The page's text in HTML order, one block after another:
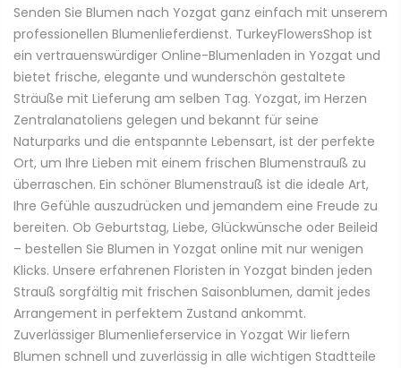
Senden Sie Blumen nach Yozgat ganz einfach mit unserem
professionellen Blumenlieferdienst. TurkeyFlowersShop ist
ein vertrauenswürdiger Online-Blumenladen in Yozgat und
bietet frische, elegante und wunderschön gestaltete
Sträuße mit Lieferung am selben Tag. Yozgat, im Herzen
Zentralanatoliens gelegen und bekannt für seine
Naturparks und die entspannte Lebensart, ist der perfekte
Ort, um Ihre Lieben mit einem frischen Blumenstrauß zu
überraschen. Ein schöner Blumenstrauß ist die ideale Art,
Ihre Gefühle auszudrücken und jemandem eine Freude zu
bereiten. Ob Geburtstag, Liebe, Glückwünsche oder Beileid
– bestellen Sie Blumen in Yozgat online mit nur wenigen
Klicks. Unsere erfahrenen Floristen in Yozgat binden jeden
Strauß sorgfältig mit frischen Saisonblumen, damit jedes
Arrangement in perfektem Zustand ankommt.
Zuverlässiger Blumenlieferservice in Yozgat Wir liefern
Blumen schnell und zuverlässig in alle wichtigen Stadtteile